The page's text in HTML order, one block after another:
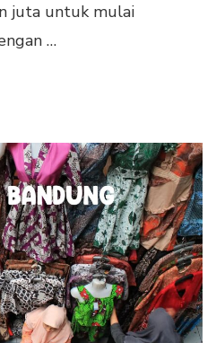
juta untuk mulai
…